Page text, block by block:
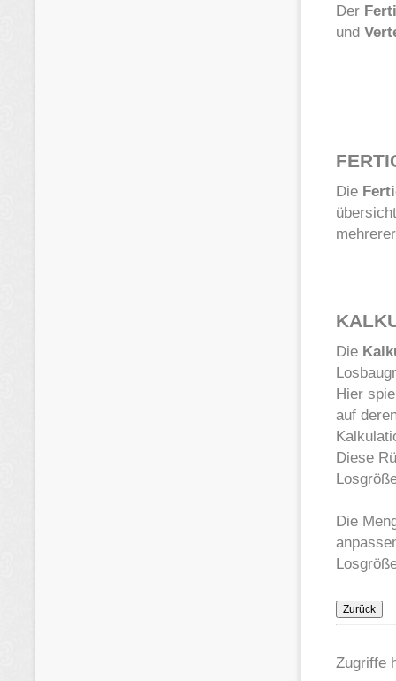
Der
und
Die
Die
Hier
auf
Diese
Die
Zugriffe